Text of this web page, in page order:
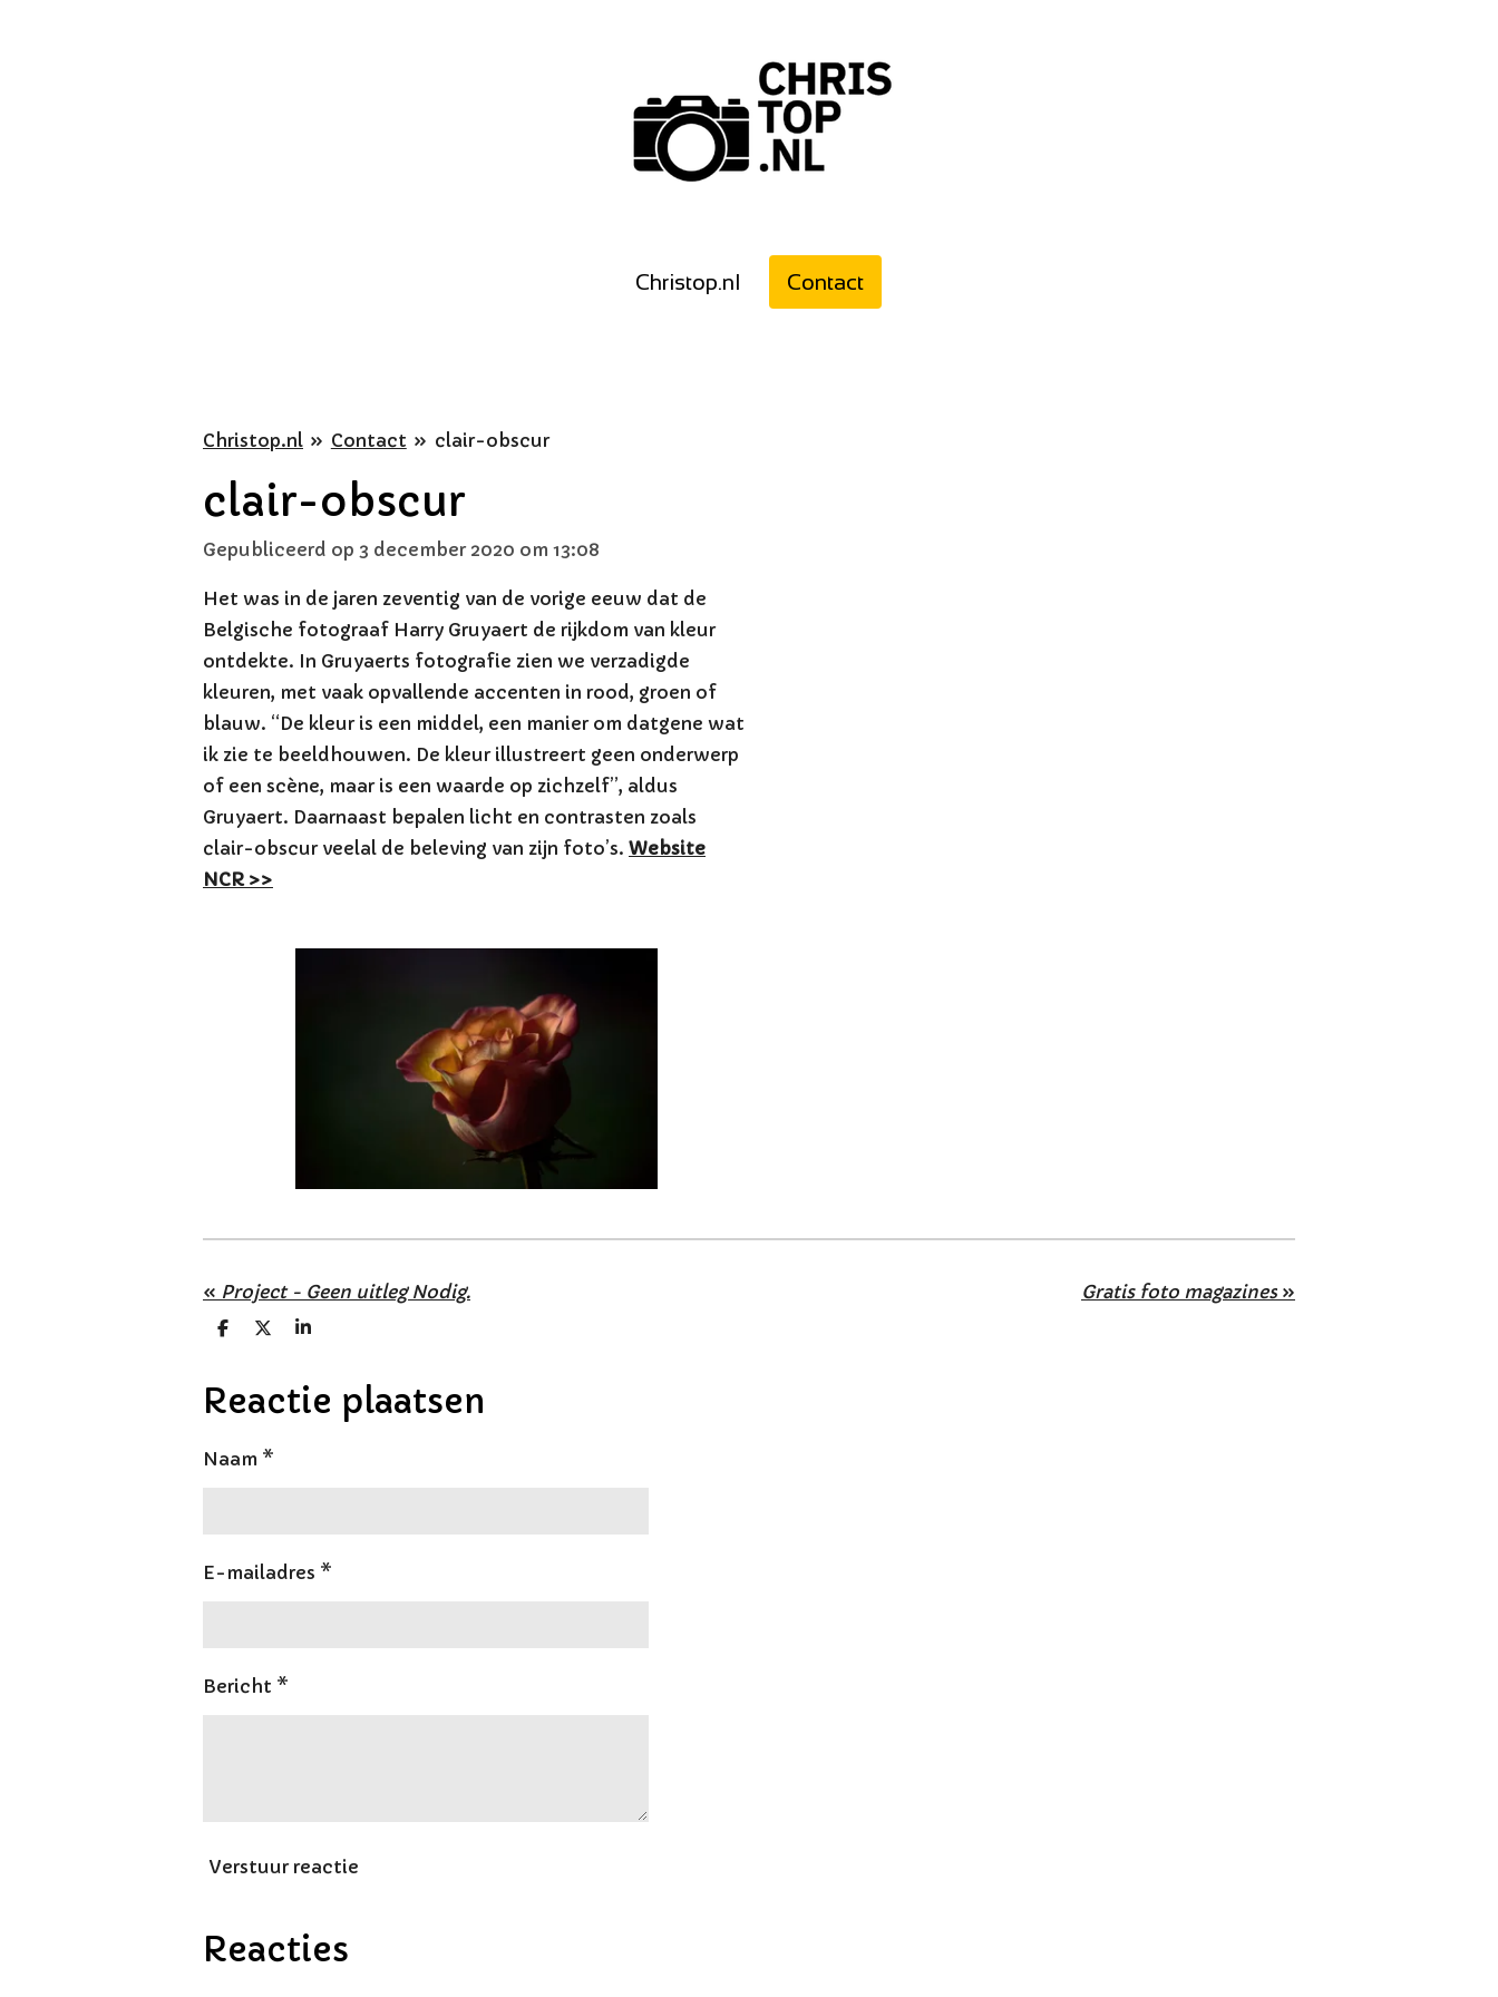
Christop.nl Contact
Christop.nl » Contact » clair-obscur
clair-obscur
Gepubliceerd op 3 december 2020 om 13:08
Het was in de jaren zeventig van de vorige eeuw dat de
Belgische fotograaf Harry Gruyaert de rijkdom van kleur
ontdekte. In Gruyaerts fotografie zien we verzadigde
kleuren, met vaak opvallende accenten in rood, groen of
blauw. “De kleur is een middel, een manier om datgene wat
ik zie te beeldhouwen. De kleur illustreert geen onderwerp
of een scène, maar is een waarde op zichzelf”, aldus
Gruyaert. Daarnaast bepalen licht en contrasten zoals
clair-obscur veelal de beleving van zijn foto’s. Website
NCR >>
« Project - Geen uitleg Nodig. Gratis foto magazines »
D
e
n
D
S
r
e
Reactie plaatsen
Naam *
E-mailadres *
Bericht *
Verstuur reactie
Reacties